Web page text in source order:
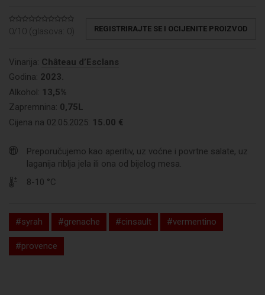
0/10 (glasova: 0) REGISTRIRAJTE SE I OCIJENITE PROIZVOD
Vinarija: Château d’Esclans
Godina: 2023.
Alkohol: 13,5%
Zapremnina: 0,75L
Cijena na 02.05.2025: 15.00 €
Preporučujemo kao aperitiv, uz voćne i povrtne salate, uz
laganija riblja jela ili ona od bijelog mesa.
8-10 °C
#syrah #grenache #cinsault #vermentino
#provence